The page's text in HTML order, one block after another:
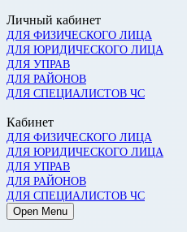
Личный кабинет
ДЛЯ ФИЗИЧЕСКОГО ЛИЦА
ДЛЯ ЮРИДИЧЕСКОГО ЛИЦА
ДЛЯ УПРАВ
ДЛЯ РАЙОНОВ
ДЛЯ СПЕЦИАЛИСТОВ ЧС
Кабинет
ДЛЯ ФИЗИЧЕСКОГО ЛИЦА
ДЛЯ ЮРИДИЧЕСКОГО ЛИЦА
ДЛЯ УПРАВ
ДЛЯ РАЙОНОВ
ДЛЯ СПЕЦИАЛИСТОВ ЧС
Open Menu